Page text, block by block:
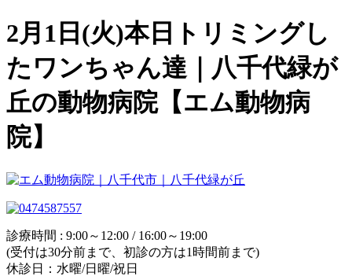
2月1日(火)本日トリミングし
たワンちゃん達｜八千代緑が
丘の動物病院【エム動物病
院】
診療時間 : 9:00～12:00 / 16:00～19:00
(受付は30分前まで、初診の方は1時間前まで)
休診日：水曜/日曜/祝日